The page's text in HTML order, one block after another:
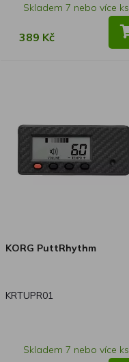
Skladem 7 nebo více ks
389 Kč
KORG PuttRhythm
KRTUPR01
Skladem 7 nebo více ks